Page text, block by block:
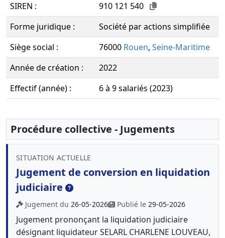
SIREN :
910 121 540
Forme juridique :
Société par actions simplifiée
Siège social :
76000 Rouen, Seine-Maritime
Année de création :
2022
Effectif (année) :
6 à 9 salariés (2023)
Procédure collective - Jugements
SITUATION ACTUELLE
Jugement de conversion en liquidation
judiciaire
Jugement du 26-05-2026 Publié le 29-05-2026
Jugement prononçant la liquidation judiciaire
désignant liquidateur SELARL CHARLENE LOUVEAU,